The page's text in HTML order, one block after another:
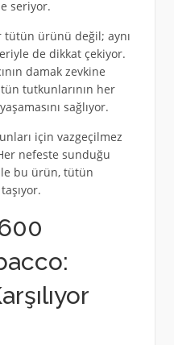
seriyor.
tütün ürünü değil; aynı
de dikkat çekiyor.
damak zevkine
tutkunlarının her
sağlıyor.
için vazgeçilmez
nefeste sunduğu
ile bu ürün, tütün